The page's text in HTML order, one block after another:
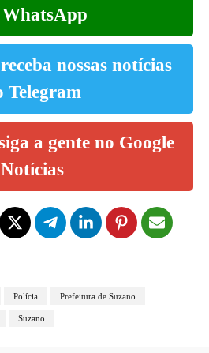
nossas notícias
Telegram
a gente no Google
Notícias
Polícia Prefeitura de Suzano
Suzano